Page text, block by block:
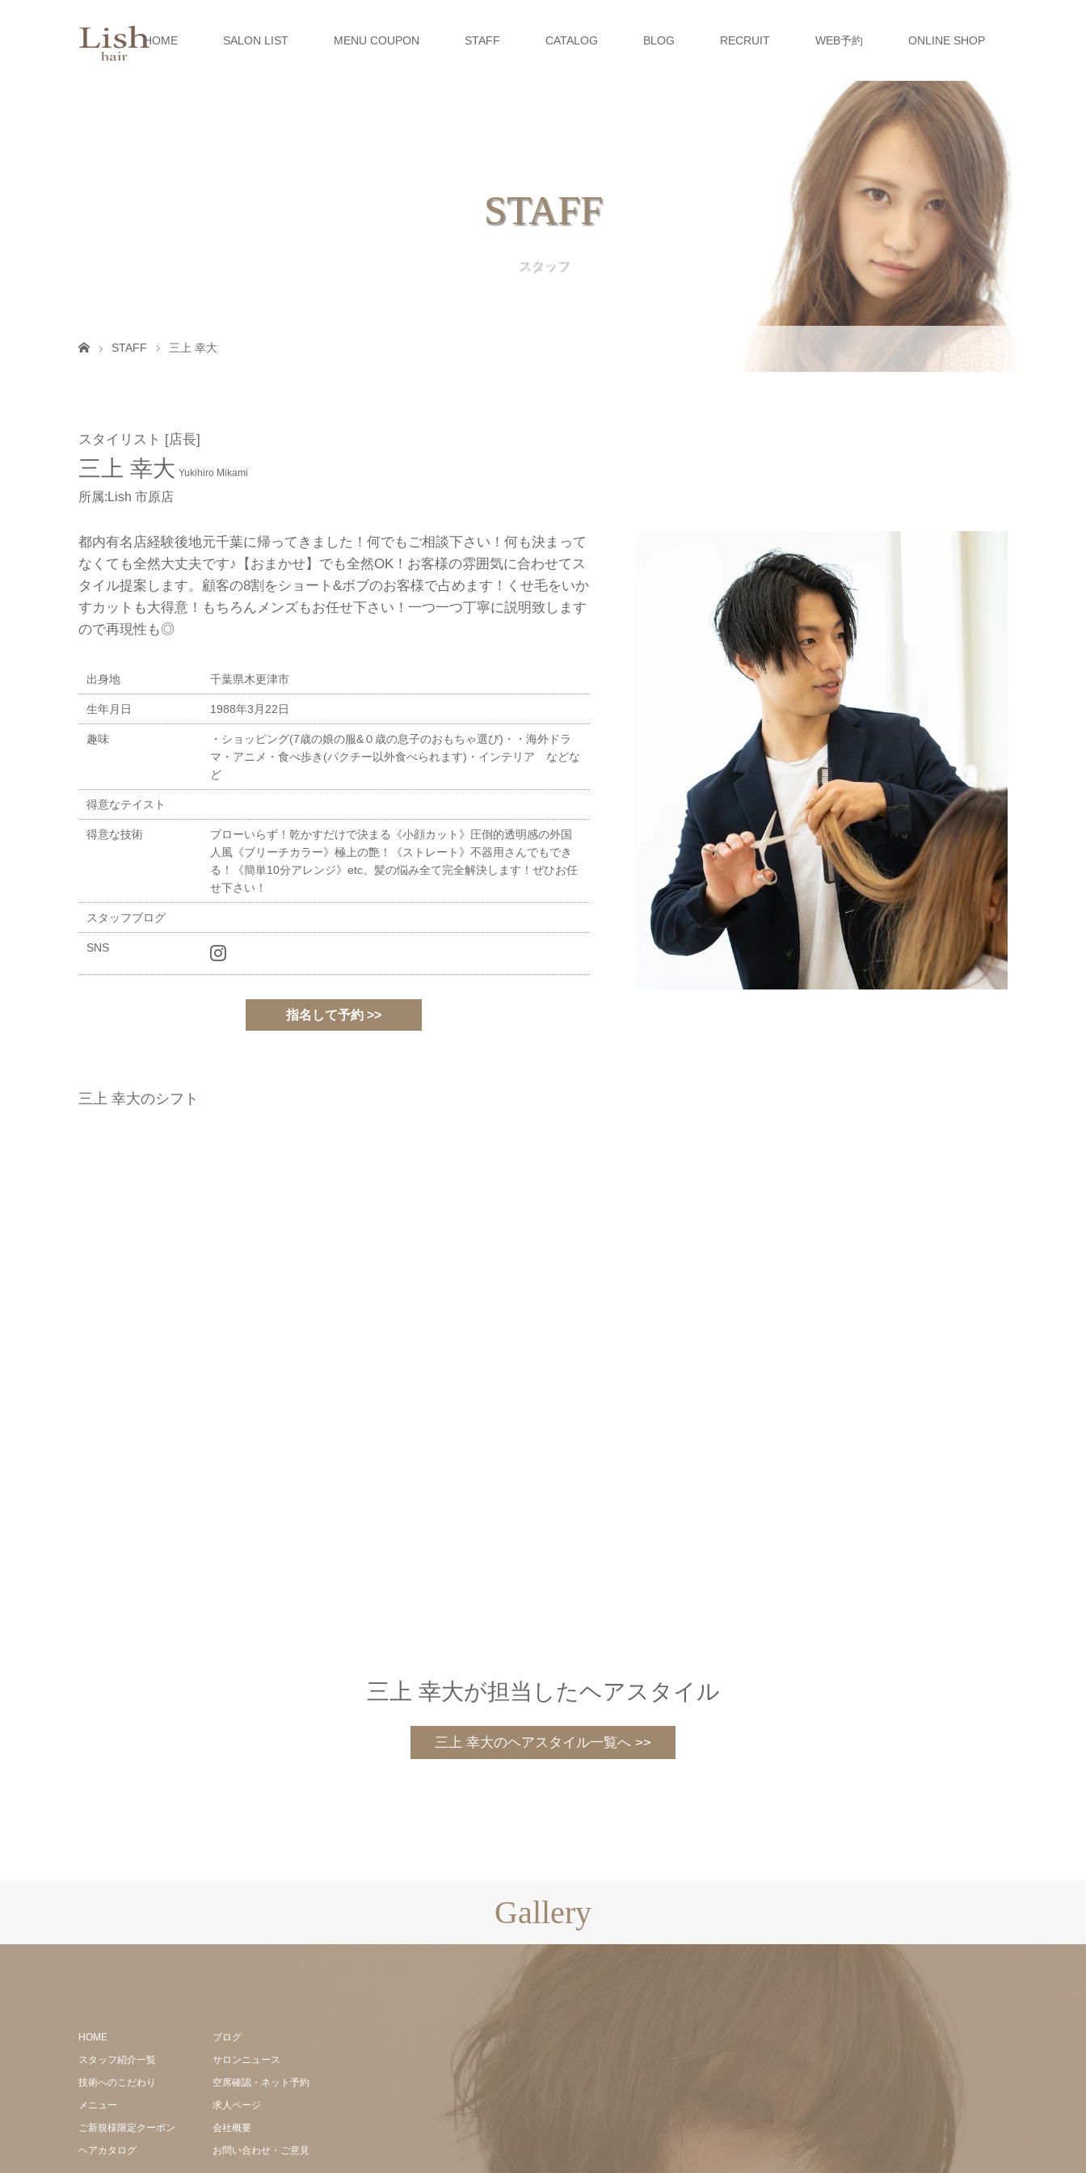
HOME SALON LIST MENU COUPON STAFF CATALOG BLOG RECRUIT WEB予約 ONLINE SHOP
STAFF
スタッフ
STAFF 三上 幸大
スタイリスト [店長]
三上 幸大 Yukihiro Mikami
所属:Lish 市原店
都内有名店経験後地元千葉に帰ってきました！何でもご相談下さい！何も決まって
なくても全然大丈夫です♪【おまかせ】でも全然OK！お客様の雰囲気に合わせてス
タイル提案します。顧客の8割をショート&ボブのお客様で占めます！くせ毛をいか
すカットも大得意！もちろんメンズもお任せ下さい！一つ一つ丁寧に説明致します
ので再現性も◎
出身地 千葉県木更津市
生年月日 1988年3月22日
趣味
・ショッピング(7歳の娘の服&０歳の息子のおもちゃ選び)・・海外ドラ
マ・アニメ・食べ歩き(パクチー以外食べられます)・インテリア などな
ど
得意なテイスト
得意な技術
ブローいらず！乾かすだけで決まる《小顔カット》圧倒的透明感の外国
人風《ブリーチカラー》極上の艶！《ストレート》不器用さんでもでき
る！《簡単10分アレンジ》etc。髪の悩み全て完全解決します！ぜひお任
せ下さい！
スタッフブログ
SNS
指名して予約 >>
三上 幸大のシフト
三上 幸大が担当したヘアスタイル
三上 幸大のヘアスタイル一覧へ >>
Gallery
HOME
スタッフ紹介一覧
技術へのこだわり
メニュー
ご新規様限定クーポン
ヘアカタログ
ブログ
サロンニュース
空席確認・ネット予約
求人ページ
会社概要
お問い合わせ・ご意見